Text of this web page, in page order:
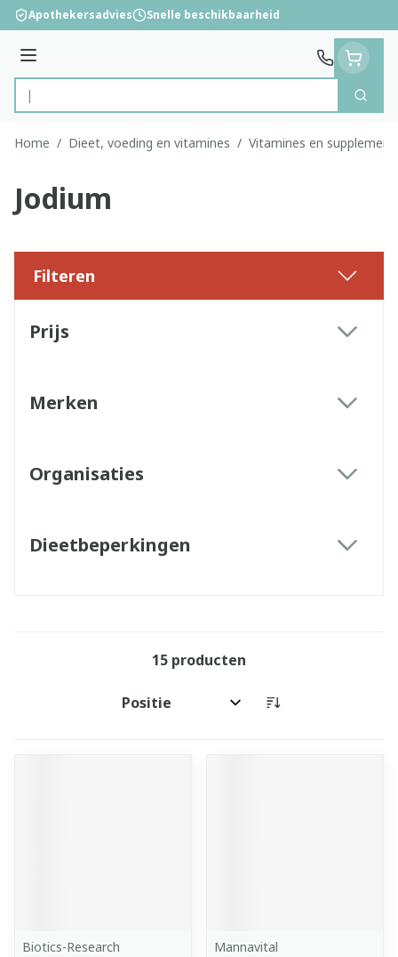
Ga naar de inhoud
Apothekersadvies Snelle beschikbaarheid
Menu
Product, merk, categorie...
Zoek
Home / Dieet, voeding en vitamines / Vitamines en
Jodium
Filteren
Prijs
Merken
Organisaties
Dieetbeperkingen
15 producten
Sorteer op:
Biotics-Research
Mannavital